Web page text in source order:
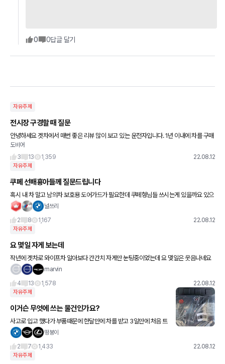
0 0답글 달기
자유주제
전시장 구경할 때 질문
안녕하세요 겟차에서 매번 좋은 리뷰 많이 보고 있는 운전자입니다. 1년 이내에 차를 구매
할 것 같아서 슬슬 전시장을 좀 둘러보려 하는데요. 아직은 차마다 공간감을 제가 직접 겪
어본게 아니라, 뭘
도비어
3
13 1,359 22.08.12
자유주제
쿠페 선배횽아들께 질문드립니다
혹시 내 차 말고 남의차 보호용 도어가드가 필요한데 쿠페형님들 쓰시는게 있을까요 있으
시면 좀 알려주세요 남의차 문찌그러트릴까봐 무섭습니다 ㅠ ㅠ
널쓰리
2
8 1,167 22.08.12
자유주제
요 몇일 자게 보는데
작년에 겟차로 와이프차 알아보다 간간치 자게만 눈팅중이었는데 요 몇일은 웃음나네요
ㅋㅋㅋㅋ 특정 브랜드가 프리미엄이냐 아니냐가 그렇게 중요해요 다들? ㅋㅋㅋㅋㅋㅋㅋ
marvin
4
13 1,578 22.08.12
자유주제
이거슨 무엇에 쓰는 물건인가요?
사고로 입고 했다가 부품때문에 한달만에 차를 받고 3일만에 처음 트
렁크 열어봤는데 못보던 이런게 들어있네요; 이거 뭔가요? 원래 제 차
떵붕이
2
7 1,433 22.08.12
자유주제